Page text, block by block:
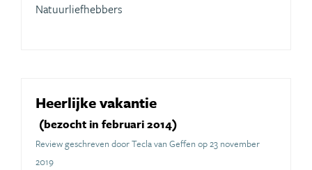
Natuurliefhebbers
Heerlijke vakantie
(bezocht in februari 2014)
Review geschreven door Tecla van Geffen op 23 november
2019